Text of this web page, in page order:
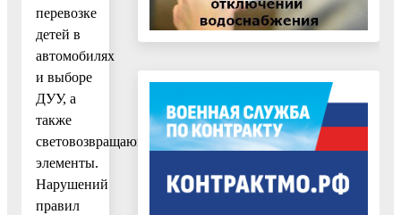
перевозке
детей в
автомобилях
и выборе
ДУУ, а
также
световозвращающие
элементы.
Нарушений
правил